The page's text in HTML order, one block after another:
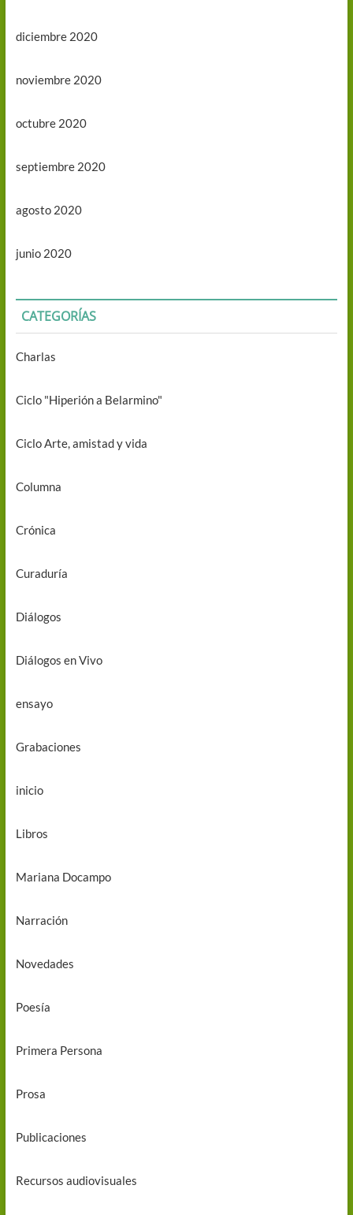
diciembre 2020
noviembre 2020
octubre 2020
septiembre 2020
agosto 2020
junio 2020
CATEGORÍAS
Charlas
Ciclo "Hiperión a Belarmino"
Ciclo Arte, amistad y vida
Columna
Crónica
Curaduría
Diálogos
Diálogos en Vivo
ensayo
Grabaciones
inicio
Libros
Mariana Docampo
Narración
Novedades
Poesía
Primera Persona
Prosa
Publicaciones
Recursos audiovisuales